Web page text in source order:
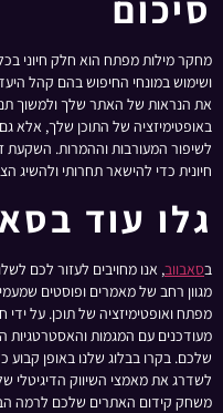
ושימוש במונחי החיפוש בהם קהל
את הנראות של האתר שלך ולמשוך
באופטימיזציה של התוכן שלך, אלא
לשיפור המעורבות וההמרות. השקעת
חיונית כדי להישאר תחרותי ולהשיג
גלו עוד
בסאבווב, אנו מחויבים לעזור לכם
מגוון רחב של מאמרים ופוסטים
מפתח ואופטימיזציה של תוכן. על
מעודכנים עם המגמות והאסטרטגיות
שלכם. בקרו בבלוג שלנו באופן קבוע
לשדרג את מאמצי השיווק הדיגיטלי
משחק קידום האתרים שלכם לרמה